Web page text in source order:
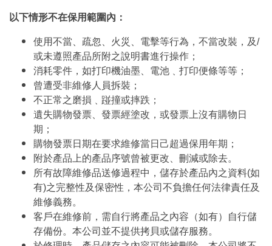
以下情形不在保用範圍內：
使用不當、疏忽、火災、電擊等行為，不當改裝，及/
或未遵照產品所附之說明書進行操作；
消耗零件，如打印機油墨、電池﹑打印便條等等；
曾遭受非維修人員拆裝；
不正常之磨損﹑踫撞或摔跌；
遺失購物發票、發票經塗改，或發票上沒有購物日
期；
購物發票日期在要求維修當日己超過保用年期；
附於產品上的產品序號曾被更改、刪減或除去。
所有故障維修品送修過程中，儲存於產品內之資料(如
有)之完整性及保密性，本公司不負擔任何法律責任及
維修義務。
客戶在維修前，需自行將產品之內容（如有）自行儲
存備份。本公司並不提供拷貝或儲存服務。